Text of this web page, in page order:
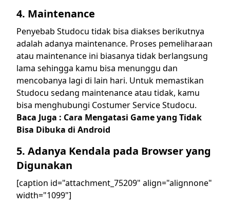
4. Maintenance
Penyebab Studocu tidak bisa diakses berikutnya
adalah adanya maintenance. Proses pemeliharaan
atau maintenance ini biasanya tidak berlangsung
lama sehingga kamu bisa menunggu dan
mencobanya lagi di lain hari. Untuk memastikan
Studocu sedang maintenance atau tidak, kamu
bisa menghubungi Costumer Service Studocu.
Baca Juga : Cara Mengatasi Game yang Tidak
Bisa Dibuka di Android
5. Adanya Kendala pada Browser yang
Digunakan
[caption id="attachment_75209" align="alignnone"
width="1099"]